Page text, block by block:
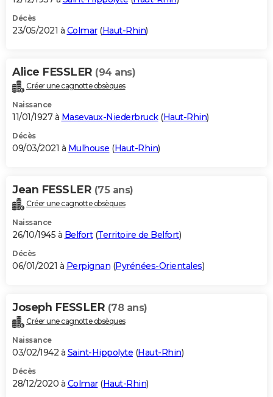
Décès
23/05/2021 à Colmar(Haut-Rhin)
Alice FESSLER (94 ans)
Créer une cagnotte obsèques
Naissance
11/01/1927 à Masevaux-Niederbruck(Haut-Rhin)
Décès
09/03/2021 à Mulhouse (Haut-Rhin)
Jean FESSLER (75 ans)
Créer une cagnotte obsèques
Naissance
26/10/1945 à Belfort(Territoire de Belfort)
Décès
06/01/2021 à Perpignan (Pyrénées-Orientales)
Joseph FESSLER (78 ans)
Créer une cagnotte obsèques
Naissance
03/02/1942 à Saint-Hippolyte (Haut-Rhin)
Décès
28/12/2020 à Colmar(Haut-Rhin)